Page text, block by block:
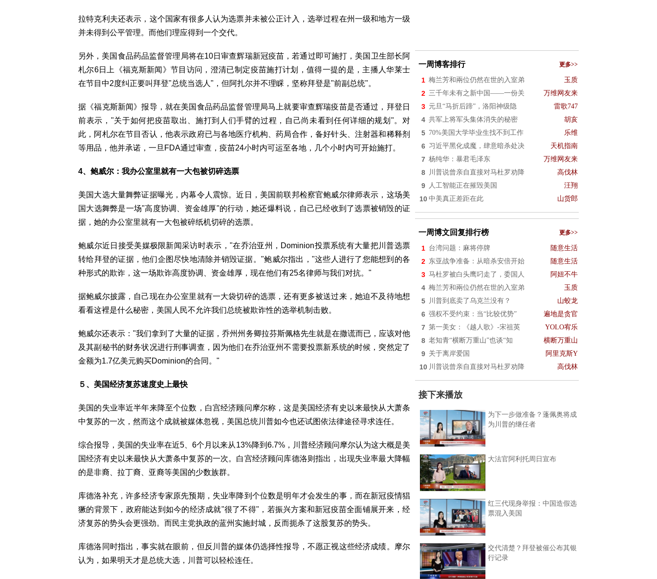
拉特克利夫还表示，这个国家有很多人认为选票并未被公正计入，选举过程在州一级和地方一级
并未得到公平管理。而他们理应得到一个交代。
另外，美国食品药品监督管理局将在10日审查辉瑞新冠疫苗，若通过即可施打，美国卫生部长阿
札尔6日上《福克斯新闻》节目访问，澄清已制定疫苗施打计划，值得一提的是，主播人华莱士
在节目中2度纠正要叫拜登"总统当选人"，但阿扎尔并不理睬，坚称拜登是"前副总统"。
据《福克斯新闻》报导，就在美国食品药品监督管理局马上就要审查辉瑞疫苗是否通过，拜登日
前表示，"关于如何把疫苗取出、施打到人们手臂的过程，自己尚未看到任何详细的规划"。对
此，阿札尔在节目否认，他表示政府已与各地医疗机构、药局合作，备好针头、注射器和稀释剂
等用品，他并承诺，一旦FDA通过审查，疫苗24小时内可运至各地，几个小时内可开始施打。
4、鲍威尔：我办公室里就有一大包被切碎选票
美国大选大量舞弊证据曝光，内幕令人震惊。近日，美国前联邦检察官鲍威尔律师表示，这场美
国大选舞弊是一场"高度协调、资金雄厚"的行动，她还爆料说，自己已经收到了选票被销毁的证
据，她的办公室里就有一大包被碎纸机切碎的选票。
鲍威尔近日接受美媒极限新闻采访时表示，"在乔治亚州，Dominion投票系统有大量把川普选票
转给拜登的证据，他们企图尽快地清除并销毁证据。"鲍威尔指出，"这些人进行了您能想到的各
种形式的欺诈，这一场欺诈高度协调、资金雄厚，现在他们有25名律师与我们对抗。"
据鲍威尔披露，自己现在办公室里就有一大袋切碎的选票，还有更多被送过来，她迫不及待地想
看看这裡是什么秘密，美国人民不允许我们总统被欺诈性的选举机制击败。
鲍威尔还表示："我们拿到了大量的证据，乔州州务卿拉芬斯佩格先生就是在撒谎而已，应该对他
及其副秘书的财务状况进行刑事调查，因为他们在乔治亚州不需要投票新系统的时候，突然定了
金额为1.7亿美元购买Dominion的合同。"
５、美国经济复苏速度史上最快
美国的失业率近半年来降至个位数，白宫经济顾问摩尔称，这是美国经济有史以来最快从大萧条
中复苏的一次，然而这个成就被媒体忽视，美国总统川普如今也还试图依法律途径寻求连任。
综合报导，美国的失业率在近5、6个月以来从13%降到6.7%，川普经济顾问摩尔认为这大概是美
国经济有史以来最快从大萧条中复苏的一次。白宫经济顾问库德洛则指出，出现失业率最大降幅
的是非裔、拉丁裔、亚裔等美国的少数族群。
库德洛补充，许多经济专家原先预期，失业率降到个位数是明年才会发生的事，而在新冠疫情猖
獗的背景下，政府能达到如今的经济成就"很了不得"，若振兴方案和新冠疫苗全面铺展开来，经
济复苏的势头会更强劲。而民主党执政的蓝州实施封城，反而扼杀了这股复苏的势头。
库德洛同时指出，事实就在眼前，但反川普的媒体仍选择性报导，不愿正视这些经济成绩。摩尔
认为，如果明天才是总统大选，川普可以轻松连任。
一周博客排行 更多>>
1 梅兰芳和兩位仍然在世的入室弟 玉质
2 三千年未有之新中国——一份关 万维网友来
3 元旦“马折后蹄”，洛阳神级隐 雷歌747
4 共军上将军头集体消失的秘密 胡亥
5 70%美国大学毕业生找不到工作 乐维
6 习近平黑化成魔，肆意暗杀处决 天机指南
7 杨纯华：暴君毛泽东 万维网友来
8 川普说曾亲自直接对马杜罗劝降 高伐林
9 人工智能正在摧毁美国 汪翔
10 中美真正差距在此 山货郎
一周博文回复排行榜 更多>>
1 台湾问题：麻将停牌 随意生活
2 东亚战争准备：从暗杀安倍开始 随意生活
3 马杜罗被白头鹰叼走了，委国人 阿妞不牛
4 梅兰芳和兩位仍然在世的入室弟 玉质
5 川普到底卖了乌克兰没有？ 山蛟龙
6 强权不受约束：当“比较优势” 遍地是贪官
7 第一美女：《越人歌》-宋祖英 YOLO宥乐
8 老知青“横断万重山”也谈“知 横断万重山
9 关于离岸爱国 阿里克斯Y
10 川普说曾亲自直接对马杜罗劝降 高伐林
接下来播放
为下一步做准备？蓬佩奥将成
为川普的继任者
大法官阿利托周日宣布
红三代现身举报：中国造假选
票混入美国
交代清楚？拜登被催公布其银
行记录